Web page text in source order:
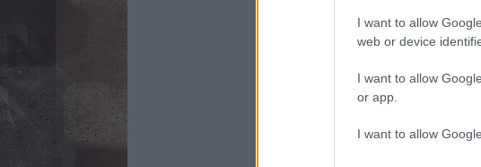
I want to allow
web or device
I want to allow
or app.
I want to allow